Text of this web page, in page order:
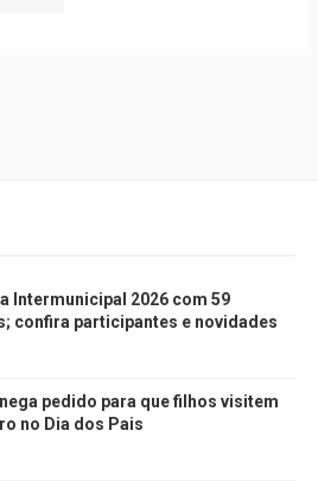
Intermunicipal 2026 com 59
confira participantes e novidades
pedido para que filhos visitem
no Dia dos Pais